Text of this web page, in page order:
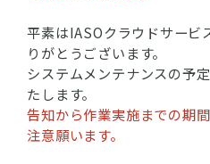
平素はIASOクラウドサービ
りがとうございます。
システムメンテナンスの予
たします。
告知から作業実施までの期
注意願います。